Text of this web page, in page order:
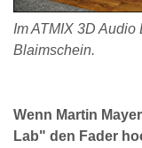
Im ATMIX 3D
Blaimschein.
Wenn Martin
Lab" den Fader